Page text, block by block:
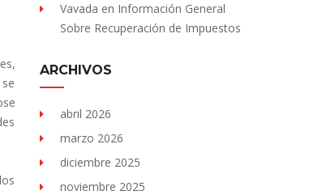
Vavada en Información General
Sobre Recuperación de Impuestos
ARCHIVOS
abril 2026
marzo 2026
diciembre 2025
noviembre 2025